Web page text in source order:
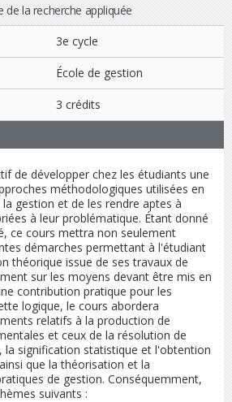
la recherche appliquée
3e cycle
École de gestion
3 crédits
de développer chez les étudiants une
méthodologiques utilisées en
gestion et de les rendre aptes à
à leur problématique. Étant donné
ce cours mettra non seulement
démarches permettant à l'étudiant
théorique issue de ses travaux de
sur les moyens devant être mis en
contribution pratique pour les
logique, le cours abordera
relatifs à la production de
et ceux de la résolution de
la signification statistique et l'obtention
que la théorisation et la
de gestion. Conséquemment,
suivants :